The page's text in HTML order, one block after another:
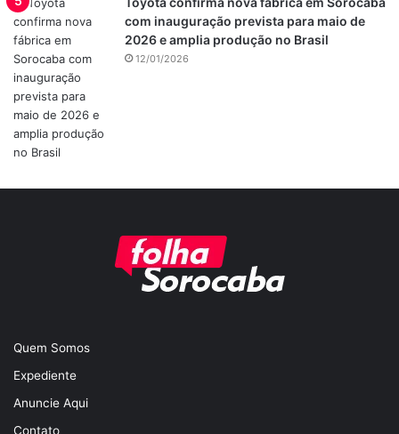
com inauguração prevista para maio de
2026 e amplia produção no Brasil
12/01/2026
Quem Somos
Expediente
Anuncie Aqui
Contato